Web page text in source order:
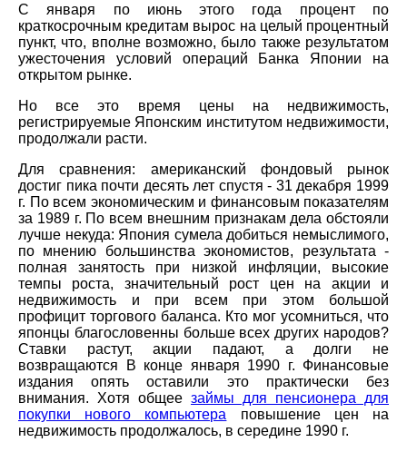
С января по июнь этого года процент по
краткосрочным кредитам вырос на целый процентный
пункт, что, вполне возможно, было также результатом
ужесточения условий операций Банка Японии на
открытом рынке.
Но все это время цены на недвижимость,
регистрируемые Японским институтом недвижимости,
продолжали расти.
Для сравнения: американский фондовый рынок
достиг пика почти десять лет спустя - 31 декабря 1999
г. По всем экономическим и финансовым показателям
за 1989 г. По всем внешним признакам дела обстояли
лучше некуда: Япония сумела добиться немыслимого,
по мнению большинства экономистов, результата -
полная занятость при низкой инфляции, высокие
темпы роста, значительный рост цен на акции и
недвижимость и при всем при этом большой
профицит торгового баланса. Кто мог усомниться, что
японцы благословенны больше всех других народов?
Ставки растут, акции падают, а долги не
возвращаются В конце января 1990 г. Финансовые
издания опять оставили это практически без
внимания. Хотя общее займы для пенсионера для
покупки нового компьютера повышение цен на
недвижимость продолжалось, в середине 1990 г.